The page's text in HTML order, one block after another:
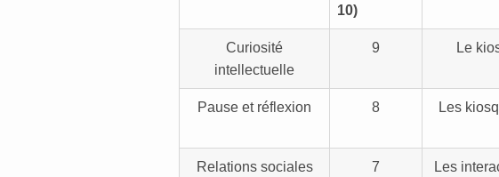
10)
Curiosité
intellectuelle
9 Le
Pause et réflexion 8
Les
Relations sociales 7
Les